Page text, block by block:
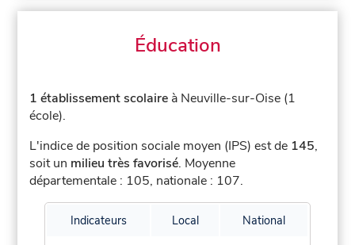
Éducation
1 établissement scolaire à Neuville-sur-Oise (1
école).
L'indice de position sociale moyen (IPS) est de 145,
soit un milieu très favorisé. Moyenne
départementale : 105, nationale : 107.
Indicateurs Local National